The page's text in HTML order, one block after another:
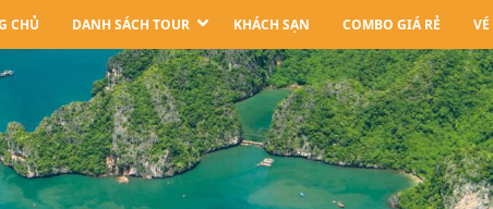
CHỦ DANH SÁCH TOUR KHÁCH SẠN COMBO GIÁ RẺ VÉ